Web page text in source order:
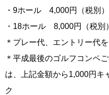
・9ホール 4,000円（税別）
・18ホール 8,000円（税別）
＊プレー代、エントリー代を
＊平成最後のゴルフコンペ
は、上記金額から1,000円キ
ク